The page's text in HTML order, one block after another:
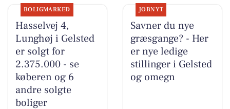
BOLIGMARKED
Hasselvej 4,
Lunghøj i Gelsted
er solgt for
2.375.000 - se
køberen og 6
andre solgte
boliger
JOBNYT
Savner du nye
græsgange? - Her
er nye ledige
stillinger i Gelsted
og omegn